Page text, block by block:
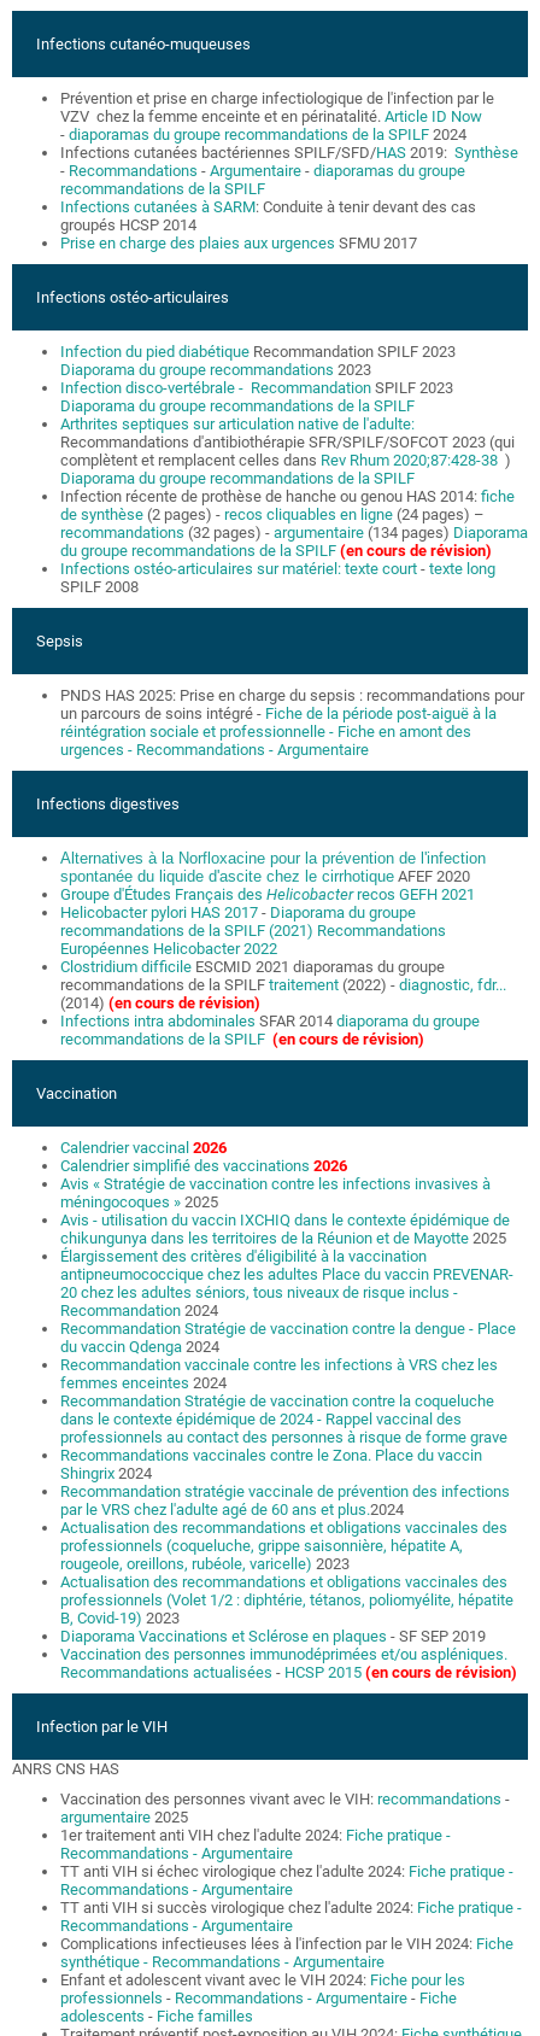
Infections cutanéo-muqueuses
Prévention et prise en charge infectiologique de l'infection par le
VZV chez la femme enceinte et en périnatalité. Article ID Now
- diaporamas du groupe recommandations de la SPILF 2024
Infections cutanées bactériennes SPILF/SFD/HAS 2019: Synthèse
- Recommandations - Argumentaire - diaporamas du groupe
recommandations de la SPILF
Infections cutanées à SARM: Conduite à tenir devant des cas
groupés HCSP 2014
Prise en charge des plaies aux urgences SFMU 2017
Infections ostéo-articulaires
Infection du pied diabétique Recommandation SPILF 2023
Diaporama du groupe recommandations 2023
Infection disco-vertébrale - Recommandation SPILF 2023
Diaporama du groupe recommandations de la SPILF
Arthrites septiques sur articulation native de l'adulte:
Recommandations d'antibiothérapie SFR/SPILF/SOFCOT 2023 (qui
complètent et remplacent celles dans Rev Rhum 2020;87:428-38 )
Diaporama du groupe recommandations de la SPILF
Infection récente de prothèse de hanche ou genou HAS 2014: fiche
de synthèse (2 pages) - recos cliquables en ligne (24 pages) –
recommandations (32 pages) - argumentaire (134 pages) Diaporama
du groupe recommandations de la SPILF (en cours de révision)
Infections ostéo-articulaires sur matériel: texte court - texte long
SPILF 2008
Sepsis
PNDS HAS 2025: Prise en charge du sepsis : recommandations pour
un parcours de soins intégré - Fiche de la période post-aiguë à la
réintégration sociale et professionnelle - Fiche en amont des
urgences - Recommandations - Argumentaire
Infections digestives
Alternatives à la Norfloxacine pour la prévention de l'infection
spontanée du liquide d'ascite chez le cirrhotique AFEF 2020
Groupe d'Études Français des Helicobacterrecos GEFH 2021
Helicobacter pylori HAS 2017 - Diaporama du groupe
recommandations de la SPILF (2021) Recommandations
Européennes Helicobacter 2022
Clostridium difficile ESCMID 2021 diaporamas du groupe
recommandations de la SPILF traitement (2022) - diagnostic, fdr...
(2014) (en cours de révision)
Infections intra abdominales SFAR 2014 diaporama du groupe
recommandations de la SPILF (en cours de révision)
Vaccination
Calendrier vaccinal 2026
Calendrier simplifié des vaccinations 2026
Avis « Stratégie de vaccination contre les infections invasives à
méningocoques » 2025
Avis - utilisation du vaccin IXCHIQ dans le contexte épidémique de
chikungunya dans les territoires de la Réunion et de Mayotte 2025
Élargissement des critères d'éligibilité à la vaccination
antipneumococcique chez les adultes Place du vaccin PREVENAR-
20 chez les adultes séniors, tous niveaux de risque inclus -
Recommandation 2024
Recommandation Stratégie de vaccination contre la dengue - Place
du vaccin Qdenga 2024
Recommandation vaccinale contre les infections à VRS chez les
femmes enceintes 2024
Recommandation Stratégie de vaccination contre la coqueluche
dans le contexte épidémique de 2024 - Rappel vaccinal des
professionnels au contact des personnes à risque de forme grave
Recommandations vaccinales contre le Zona. Place du vaccin
Shingrix 2024
Recommandation stratégie vaccinale de prévention des infections
par le VRS chez l'adulte agé de 60 ans et plus.2024
Actualisation des recommandations et obligations vaccinales des
professionnels (coqueluche, grippe saisonnière, hépatite A,
rougeole, oreillons, rubéole, varicelle) 2023
Actualisation des recommandations et obligations vaccinales des
professionnels (Volet 1/2 : diphtérie, tétanos, poliomyélite, hépatite
B, Covid-19) 2023
Diaporama Vaccinations et Sclérose en plaques - SF SEP 2019
Vaccination des personnes immunodéprimées et/ou aspléniques.
Recommandations actualisées - HCSP 2015 (en cours de révision)
Infection par le VIH
ANRS CNS HAS
Vaccination des personnes vivant avec le VIH: recommandations -
argumentaire 2025
1er traitement anti VIH chez l'adulte 2024: Fiche pratique -
Recommandations - Argumentaire
TT anti VIH si échec virologique chez l'adulte 2024: Fiche pratique -
Recommandations - Argumentaire
TT anti VIH si succès virologique chez l'adulte 2024: Fiche pratique -
Recommandations - Argumentaire
Complications infectieuses lées à l'infection par le VIH 2024: Fiche
synthétique - Recommandations - Argumentaire
Enfant et adolescent vivant avec le VIH 2024: Fiche pour les
professionnels - Recommandations - Argumentaire - Fiche
adolescents - Fiche familles